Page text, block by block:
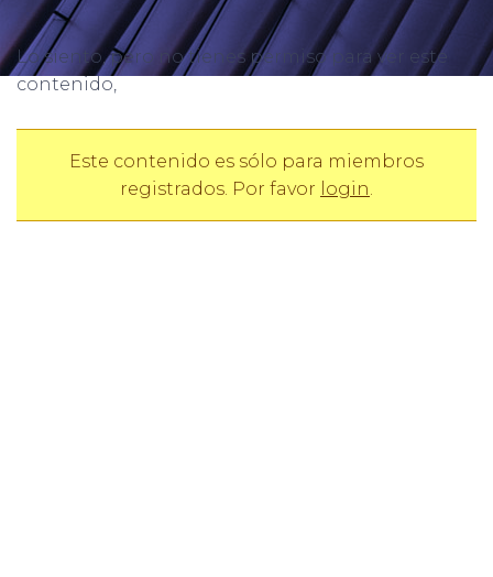
Lo siento, pero no tienes permiso para ver este
contenido,
Este contenido es sólo para miembros
registrados. Por favor login.